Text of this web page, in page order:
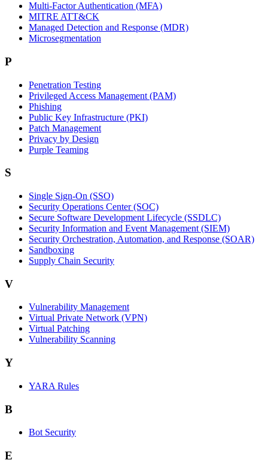
Multi-Factor Authentication (MFA)
MITRE ATT&CK
Managed Detection and Response (MDR)
Microsegmentation
P
Penetration Testing
Privileged Access Management (PAM)
Phishing
Public Key Infrastructure (PKI)
Patch Management
Privacy by Design
Purple Teaming
S
Single Sign-On (SSO)
Security Operations Center (SOC)
Secure Software Development Lifecycle (SSDLC)
Security Information and Event Management (SIEM)
Security Orchestration, Automation, and Response (SOAR)
Sandboxing
Supply Chain Security
V
Vulnerability Management
Virtual Private Network (VPN)
Virtual Patching
Vulnerability Scanning
Y
YARA Rules
B
Bot Security
E